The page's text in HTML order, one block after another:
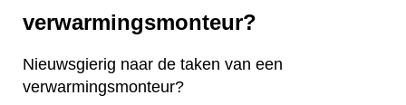
verwarmingsmonteur?
Nieuwsgierig naar de taken van een
verwarmingsmonteur?